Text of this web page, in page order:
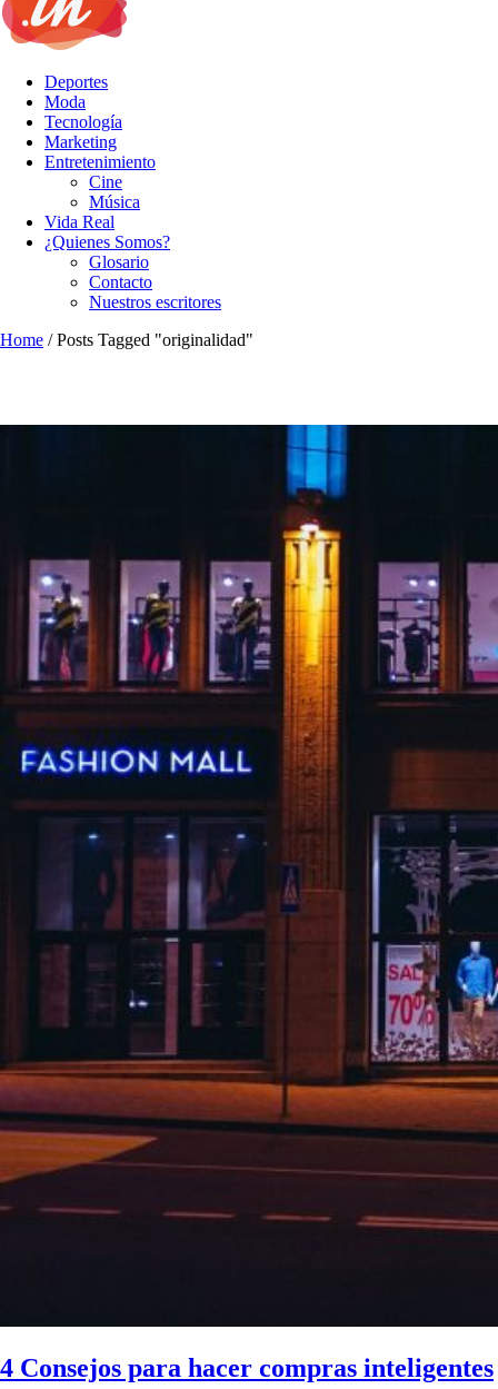
Deportes
Moda
Tecnología
Marketing
Entretenimiento
Cine
Música
Vida Real
¿Quienes Somos?
Glosario
Contacto
Nuestros escritores
Home /Posts Tagged "originalidad"
4 Consejos para hacer compras inteligentes